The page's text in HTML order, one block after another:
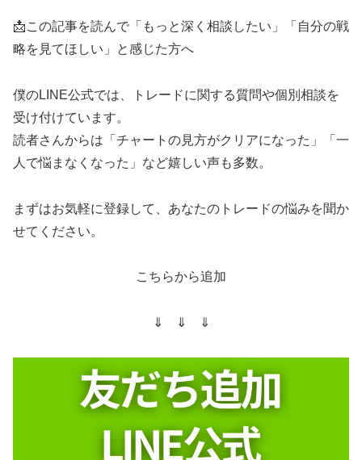
📩この記事を読んで「もっと深く相談したい」「自分の戦
略を見てほしい」と感じた方へ
僕のLINE公式では、トレードに関する質問や個別相談を
受け付けています。
読者さんからは「チャートの見方がクリアになった」「一
人で悩まなくなった」など嬉しい声も多数。
まずはお気軽に登録して、あなたのトレードの悩みを聞か
せてください。
こちらから追加
⇓ ⇓ ⇓